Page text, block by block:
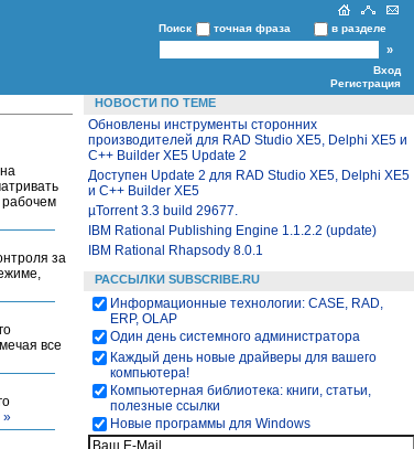
Поиск точная фраза в разделе
Вход
Регистрация
рабочем
за
все
»
НОВОСТИ ПО ТЕМЕ
Обновлены инструменты сторонних
производителей для RAD Studio XE5, Delphi XE5 и
C++ Builder XE5 Update 2
Доступен Update 2 для RAD Studio XE5, Delphi XE5
и C++ Builder XE5
µTorrent 3.3 build 29677.
IBM Rational Publishing Engine 1.1.2.2 (update)
IBM Rational Rhapsody 8.0.1
РАССЫЛКИ SUBSCRIBE.RU
Информационные технологии: CASE, RAD,
ERP, OLAP
Один день системного администратора
Каждый день новые драйверы для вашего
компьютера!
Компьютерная библиотека: книги, статьи,
полезные ссылки
Новые программы для Windows